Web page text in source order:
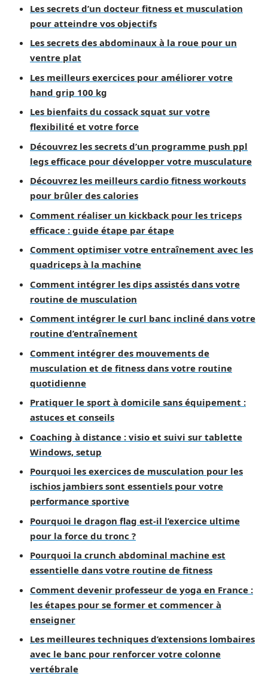
Les secrets d’un docteur fitness et musculation
pour atteindre vos objectifs
Les secrets des abdominaux à la roue pour un
ventre plat
Les meilleurs exercices pour améliorer votre
hand grip 100 kg
Les bienfaits du cossack squat sur votre
flexibilité et votre force
Découvrez les secrets d’un programme push ppl
legs efficace pour développer votre musculature
Découvrez les meilleurs cardio fitness workouts
pour brûler des calories
Comment réaliser un kickback pour les triceps
efficace : guide étape par étape
Comment optimiser votre entraînement avec les
quadriceps à la machine
Comment intégrer les dips assistés dans votre
routine de musculation
Comment intégrer le curl banc incliné dans votre
routine d’entraînement
Comment intégrer des mouvements de
musculation et de fitness dans votre routine
quotidienne
Pratiquer le sport à domicile sans équipement :
astuces et conseils
Coaching à distance : visio et suivi sur tablette
Windows, setup
Pourquoi les exercices de musculation pour les
ischios jambiers sont essentiels pour votre
performance sportive
Pourquoi le dragon flag est-il l’exercice ultime
pour la force du tronc ?
Pourquoi la crunch abdominal machine est
essentielle dans votre routine de fitness
Comment devenir professeur de yoga en France :
les étapes pour se former et commencer à
enseigner
Les meilleures techniques d’extensions lombaires
avec le banc pour renforcer votre colonne
vertébrale